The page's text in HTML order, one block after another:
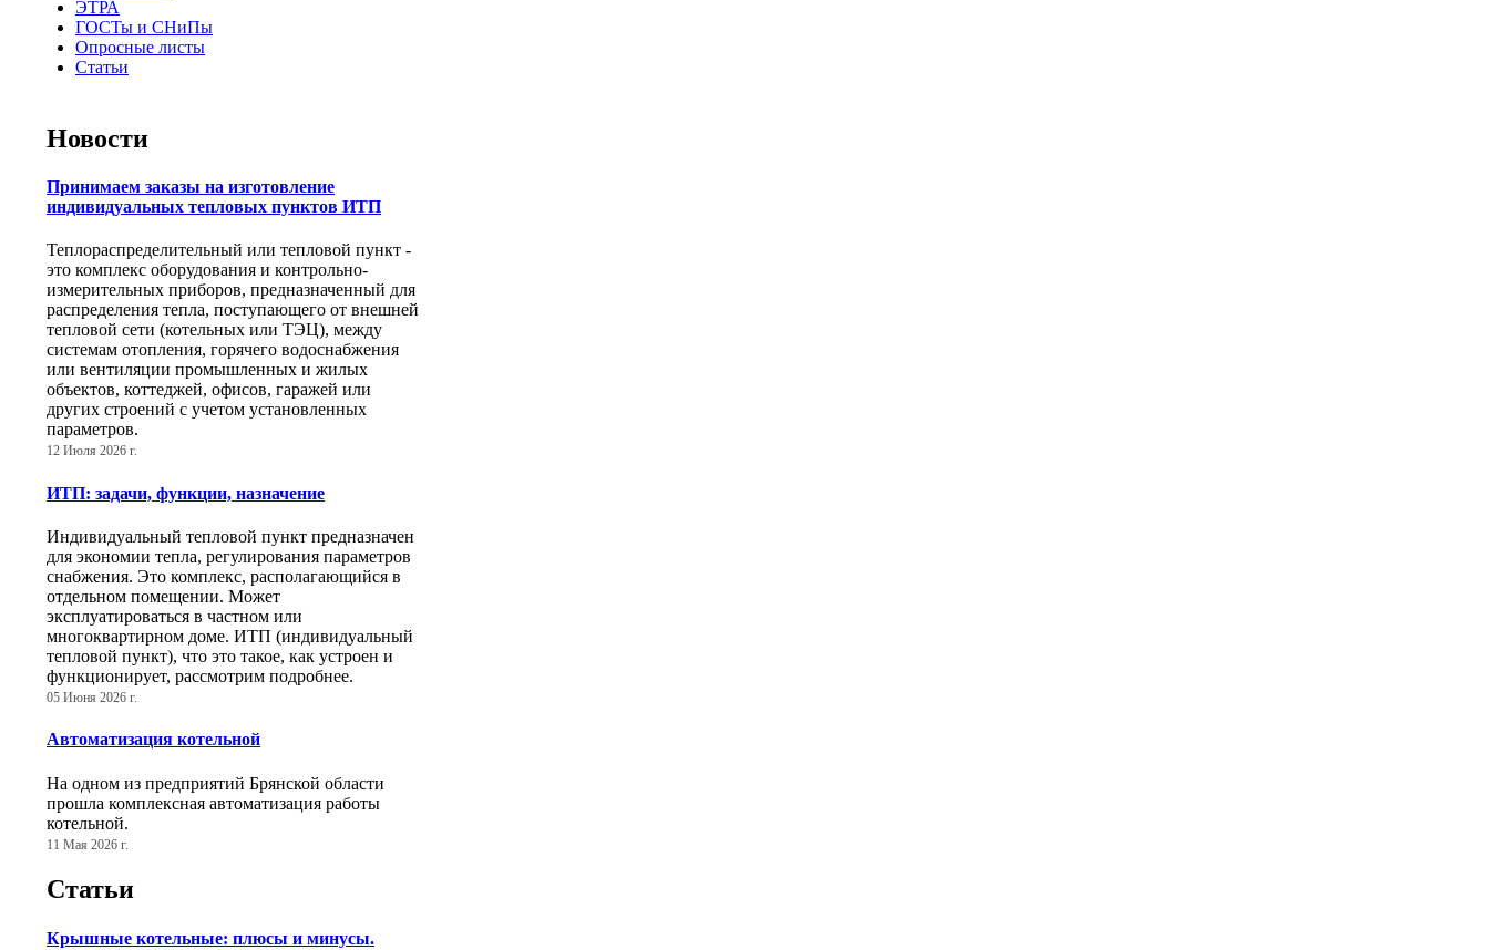
ЭТРА
ГОСТы и СНиПы
Опросные листы
Статьи
Новости
Принимаем заказы на изготовление
индивидуальных тепловых пунктов ИТП
Теплораспределительный или тепловой пункт -
это комплекс оборудования и контрольно-
измерительных приборов, предназначенный для
распределения тепла, поступающего от внешней
тепловой сети (котельных или ТЭЦ), между
системам отопления, горячего водоснабжения
или вентиляции промышленных и жилых
объектов, коттеджей, офисов, гаражей или
других строений с учетом установленных
параметров.
12 Июля 2026 г.
ИТП: задачи, функции, назначение
Индивидуальный тепловой пункт предназначен
для экономии тепла, регулирования параметров
снабжения. Это комплекс, располагающийся в
отдельном помещении. Может
эксплуатироваться в частном или
многоквартирном доме. ИТП (индивидуальный
тепловой пункт), что это такое, как устроен и
функционирует, рассмотрим подробнее.
05 Июня 2026 г.
Автоматизация котельной
На одном из предприятий Брянской области
прошла комплексная автоматизация работы
котельной.
11 Мая 2026 г.
Статьи
Крышные котельные: плюсы и минусы.